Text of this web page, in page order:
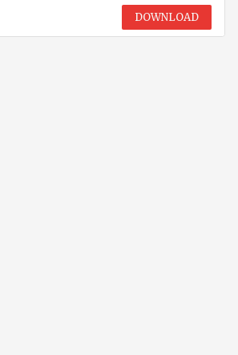
DOWNLOAD